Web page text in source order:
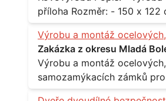
Výrobu a montáž
Zakázka z okresu Mladá
Výrobu a montáž ocelových, resp. hliníkových
samozamýkacích zámků pro panelový dům - jedná se
zarámovaném a